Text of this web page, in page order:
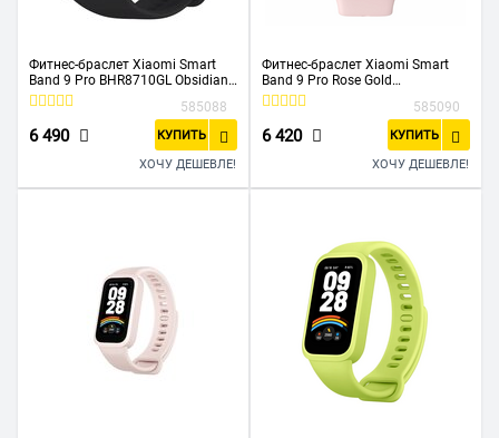
Фитнес-браслет Xiaomi Smart
Band 9 Pro BHR8710GL Obsidian
Black
585088
6 490 КУПИТЬ
ХОЧУ ДЕШЕВЛЕ!
Фитнес-браслет Xiaomi Smart
Band 9 Pro Rose Gold
(BHR8714GL)
585090
6 420 КУПИТЬ
ХОЧУ ДЕШЕВЛЕ!